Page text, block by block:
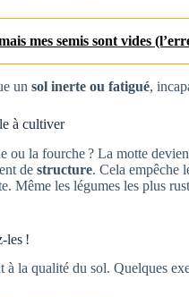
mes semis sont vides
un sol inerte ou fatigué,
à cultiver
ou la fourche ? La motte
de structure. Cela empêche
Même les légumes les plus
les !
à la qualité du sol. Quelques